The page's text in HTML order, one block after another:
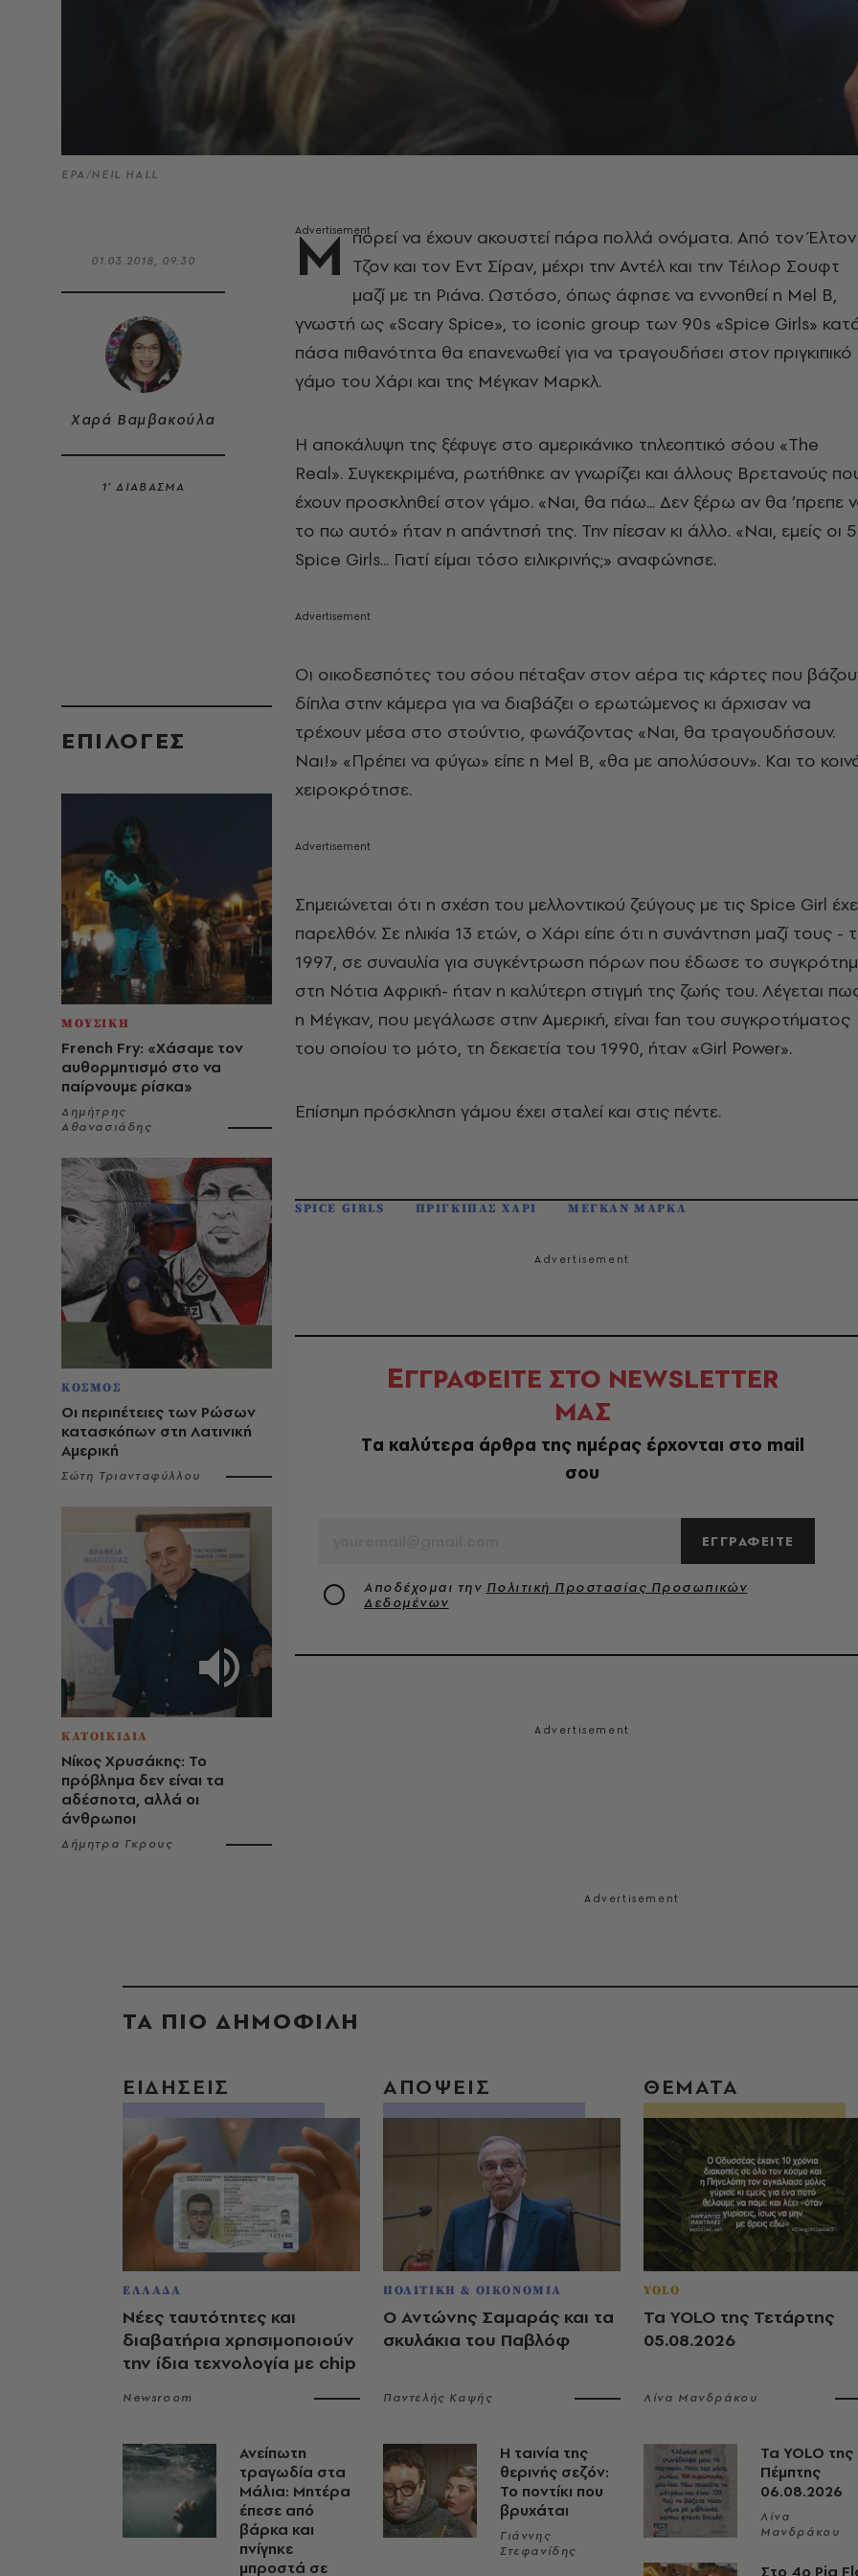
EPA/NEIL HALL
01.03.2018, 09:30
Χαρά Βαμβακούλα
1’ ΔΙΑΒΑΣΜΑ
EΠΙΛΟΓΈΣ
ΜΟΥΣΙΚΗ
French Fry: «Χάσαμε τον
αυθορμητισμό στο να
παίρνουμε ρίσκα»
Δημήτρης
Αθανασιάδης
ΚΟΣΜΟΣ
Οι περιπέτειες των Ρώσων
κατασκόπων στη Λατινική
Αμερική
Σώτη Τριανταφύλλου
ΚΑΤΟΙΚΙΔΙΑ
Νίκος Χρυσάκης: Το
πρόβλημα δεν είναι τα
αδέσποτα, αλλά οι
άνθρωποι
Δήμητρα Γκρους
Μ πορεί να έχουν ακουστεί πάρα πολλά ονόματα. Από τον Έλτον
Τζον και τον Εντ Σίραν, μέχρι την Αντέλ και την Τέιλορ Σουφτ
μαζί με τη Ριάνα. Ωστόσο, όπως άφησε να εννοηθεί η Mel B,
γνωστή ως «Scary Spice», το iconic group των 90s «Spice Girls»
πάσα πιθανότητα θα επανενωθεί για να τραγουδήσει στον πριγκιπικό
γάμο του Χάρι και της Μέγκαν Μαρκλ.
Η αποκάλυψη της ξέφυγε στο αμερικάνικο τηλεοπτικό σόου «The
Real». Συγκεκριμένα, ρωτήθηκε αν γνωρίζει και άλλους Βρετανούς
έχουν προσκληθεί στον γάμο. «Ναι, θα πάω... Δεν ξέρω αν θα ’πρεπε
το πω αυτό» ήταν η απάντησή της. Την πίεσαν κι άλλο. «Ναι, εμείς οι 5
Spice Girls... Γιατί είμαι τόσο ειλικρινής;» αναφώνησε.
Οι οικοδεσπότες του σόου πέταξαν στον αέρα τις κάρτες που
δίπλα στην κάμερα για να διαβάζει ο ερωτώμενος κι άρχισαν να
τρέχουν μέσα στο στούντιο, φωνάζοντας «Ναι, θα τραγουδήσουν.
Ναι!» «Πρέπει να φύγω» είπε η Mel Β, «θα με απολύσουν». Και το
χειροκρότησε.
Σημειώνεται ότι η σχέση του μελλοντικού ζεύγους με τις Spice Girl
παρελθόν. Σε ηλικία 13 ετών, ο Χάρι είπε ότι η συνάντηση μαζί τους -
1997, σε συναυλία για συγκέντρωση πόρων που έδωσε το
στη Νότια Αφρική- ήταν η καλύτερη στιγμή της ζωής του. Λέγεται
η Μέγκαν, που μεγάλωσε στην Αμερική, είναι fan του συγκροτήματος
του οποίου το μότο, τη δεκαετία του 1990, ήταν «Girl Power».
Επίσημη πρόσκληση γάμου έχει σταλεί και στις πέντε.
SPICE GIRLS ΠΡΙΓΚΙΠΑΣ ΧΑΡΙ ΜΕΓΚΑΝ ΜΑΡΚΛ
ΕΓΓΡΑΦΕΙΤΕ ΣΤΟ NEWSLETTER
ΜΑΣ
Tα καλύτερα άρθρα της ημέρας έρχονται στο mail
σου
ΕΓΓΡΑΦΕΙΤΕ
Αποδέχομαι την Πολιτική Προστασίας Προσωπικών
Δεδομένων
ΤΑ ΠΙΟ ΔΗΜΟΦΙΛΗ
ΕΙΔΗΣΕΙΣ
ΕΛΛΑΔΑ
Νέες ταυτότητες και
διαβατήρια χρησιμοποιούν
την ίδια τεχνολογία με chip
Newsroom
Ανείπωτη
τραγωδία στα
Μάλια: Μητέρα
έπεσε από
βάρκα και
πνίγηκε
μπροστά σε
ΑΠΟΨΕΙΣ
ΠΟΛΙΤΙΚΗ & ΟΙΚΟΝΟΜΙΑ
Ο Αντώνης Σαμαράς και τα
σκυλάκια του Παβλόφ
Παντελής Καψής
Η ταινία της
θερινής σεζόν:
Το ποντίκι που
βρυχάται
Γιάννης
Στεφανίδης
ΘΕΜΑΤΑ
YOLO
Τα YOLO της Τετάρτης
05.08.2026
Λίνα Μανδράκου
Τα YOLO της
Πέμπτης
06.08.2026
Λίνα
Μανδράκου
Στο 4ο Pig